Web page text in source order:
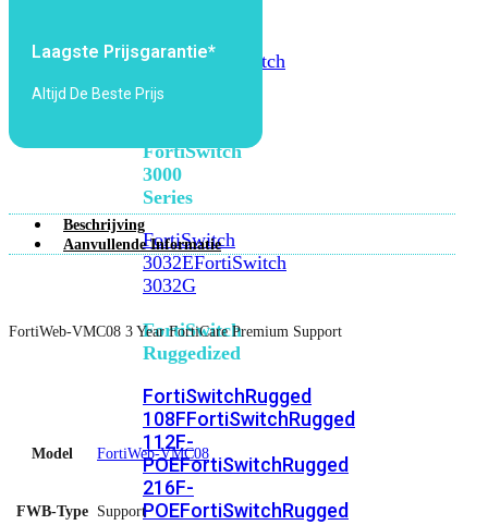
2048FFortiSwitch
2048F-
B2F
FortiSwitch
3000
Series
FortiSwitch
3032EFortiSwitch
3032G
FortiSwitch
Ruggedized
FortiSwitchRugged
108FFortiSwitchRugged
112F-
POEFortiSwitchRugged
216F-
POEFortiSwitchRugged
Laagste Prijsgarantie*
Altijd De Beste Prijs
Beschrijving
Aanvullende Informatie
FortiWeb-VMC08 3 Year FortiCare Premium Support
Model FortiWeb-VMC08
FWB-Type Support